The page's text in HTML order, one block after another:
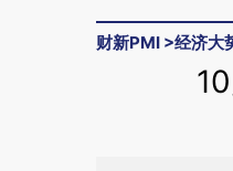
财新PMI >经济大